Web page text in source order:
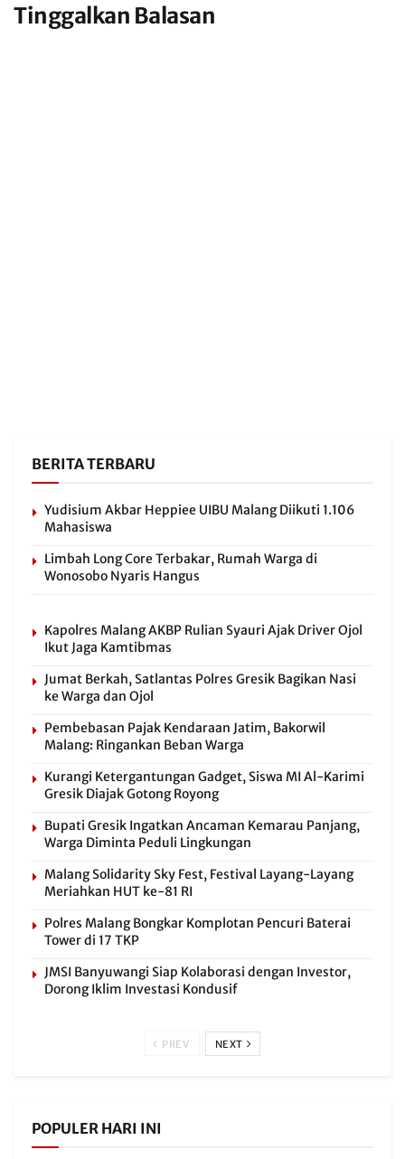
Tinggalkan Balasan
BERITA TERBARU
Yudisium Akbar Heppiee UIBU Malang Diikuti 1.106
Mahasiswa
Limbah Long Core Terbakar, Rumah Warga di
Wonosobo Nyaris Hangus
Kapolres Malang AKBP Rulian Syauri Ajak Driver Ojol
Ikut Jaga Kamtibmas
Jumat Berkah, Satlantas Polres Gresik Bagikan Nasi
ke Warga dan Ojol
Pembebasan Pajak Kendaraan Jatim, Bakorwil
Malang: Ringankan Beban Warga
Kurangi Ketergantungan Gadget, Siswa MI Al-Karimi
Gresik Diajak Gotong Royong
Bupati Gresik Ingatkan Ancaman Kemarau Panjang,
Warga Diminta Peduli Lingkungan
Malang Solidarity Sky Fest, Festival Layang-Layang
Meriahkan HUT ke-81 RI
Polres Malang Bongkar Komplotan Pencuri Baterai
Tower di 17 TKP
JMSI Banyuwangi Siap Kolaborasi dengan Investor,
Dorong Iklim Investasi Kondusif
PREV NEXT
POPULER HARI INI